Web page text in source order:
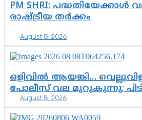
PM SHRI:
രാഷ്ട്രീയ തർക്കം
August 8, 2026
ഒളിവിൽ ആയങ്കി…
പോലീസ് വല മുറുകുന്നു;
രംഗത്ത്. ഇനി ചോദ്യം
എന്നത് മാത്രം
August 8, 2026